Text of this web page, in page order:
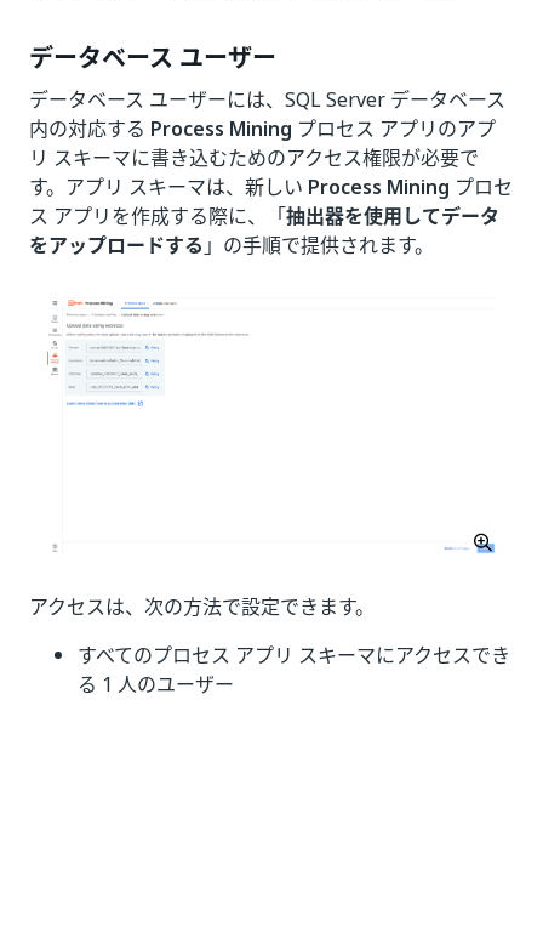
データベース ユーザー
データベース ユーザーには、SQL Server データベース
内の対応する Process Mining プロセス アプリのアプ
リ スキーマに書き込むためのアクセス権限が必要で
す。アプリ スキーマは、新しい Process Mining プロセ
ス アプリを作成する際に、「抽出器を使用してデータ
をアップロードする 」の手順で提供されます。
アクセスは、次の方法で設定できます。
すべてのプロセス アプリ スキーマにアクセスでき
る 1 人のユーザー